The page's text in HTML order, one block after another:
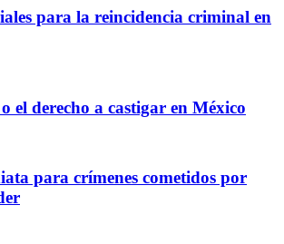
para la reincidencia criminal en
el derecho a castigar en México
para crímenes cometidos por